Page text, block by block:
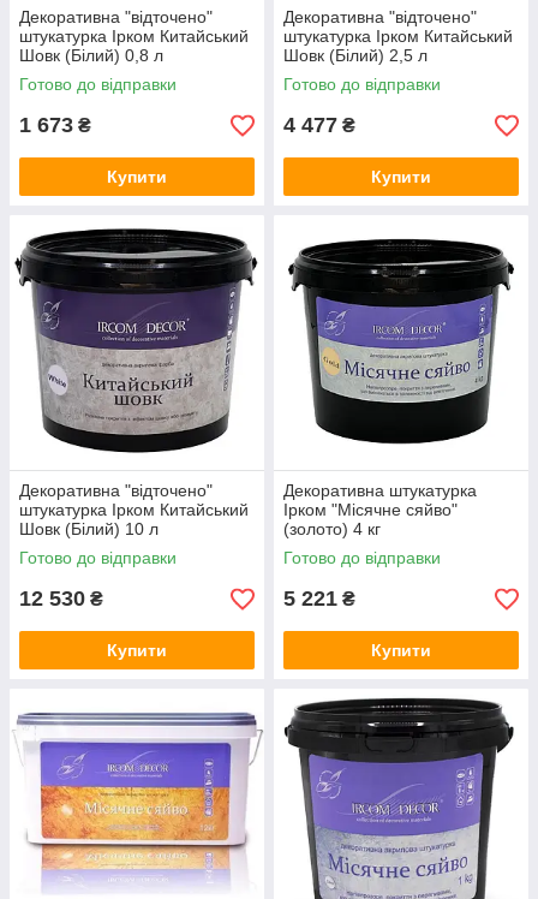
Декоративна "відточено"
штукатурка Ірком Китайський
Шовк (Білий) 0,8 л
Готово до відправки
1 673 ₴
Купити
Декоративна "відточено"
штукатурка Ірком Китайський
Шовк (Білий) 2,5 л
Готово до відправки
4 477 ₴
Купити
Декоративна "відточено"
штукатурка Ірком Китайський
Шовк (Білий) 10 л
Готово до відправки
12 530 ₴
Купити
Декоративна штукатурка
Ірком "Місячне сяйво"
(золото) 4 кг
Готово до відправки
5 221 ₴
Купити